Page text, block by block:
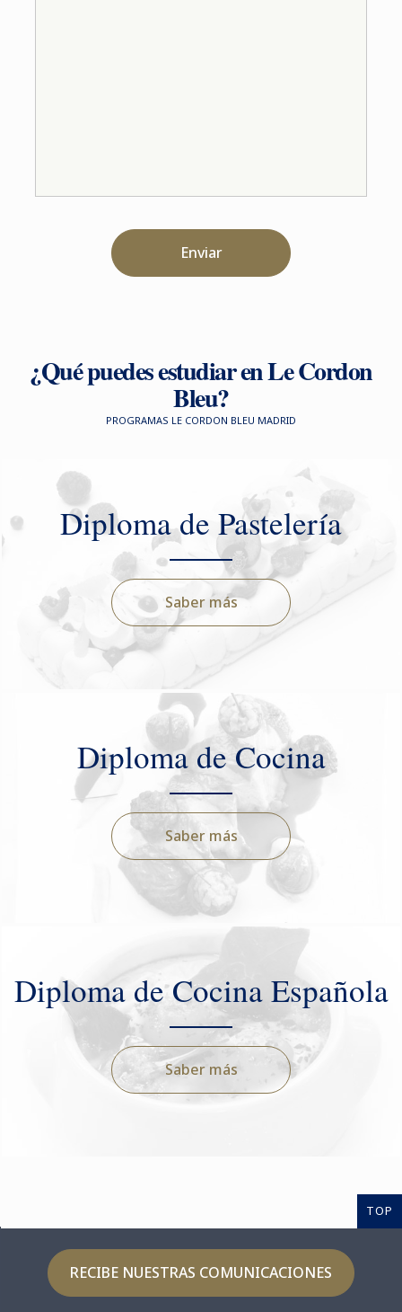
Enviar
¿Qué puedes estudiar en Le Cordon
Bleu?
PROGRAMAS LE CORDON BLEU MADRID
Diploma de Pastelería
Saber más
Diploma de Cocina
Saber más
Diploma de Cocina Española
Saber más
TOP
RECIBE NUESTRAS COMUNICACIONES